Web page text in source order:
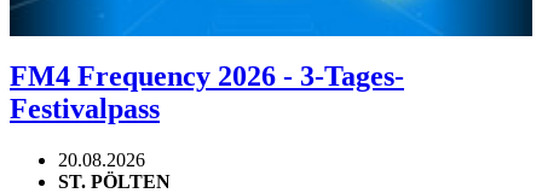
FM4 Frequency 2026 - 3-Tages-
Festivalpass
20.08.2026
ST. PÖLTEN